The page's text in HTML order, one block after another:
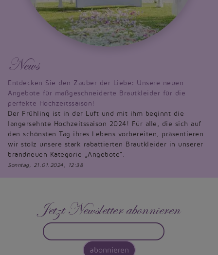
News
Entdecken Sie den Zauber der Liebe: Unsere neuen
Angebote für maßgeschneiderte Brautkleider für die
perfekte Hochzeitssaison!
Der Frühling ist in der Luft und mit ihm beginnt die
langersehnte Hochzeitssaison 2024! Für alle, die sich auf
den schönsten Tag ihres Lebens vorbereiten, präsentieren
wir stolz unsere stark rabattierten Brautkleider in unserer
brandneuen Kategorie „Angebote“.
Sonntag, 21.01.2024, 12:38
Jetzt Newsletter abonnieren
abonnieren